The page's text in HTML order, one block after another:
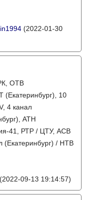
(2022-01-30
ОТВ
(Екатеринбург), 10
4 канал
АТН
41, РТР / ЦТУ, АСВ
(Екатеринбург) / НТВ
(2022-09-13 19:14:57)